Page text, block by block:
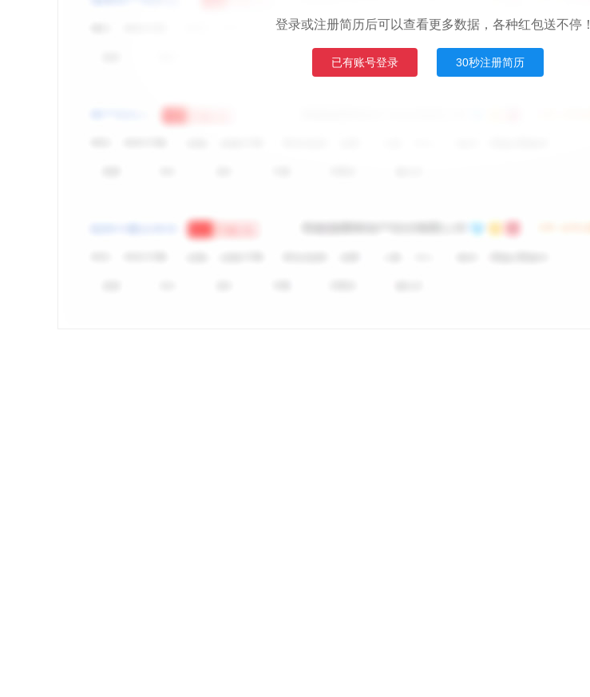
登录或注册简历后可以查看更多数据，各种红包送不停！
已有账号登录 30秒注册简历